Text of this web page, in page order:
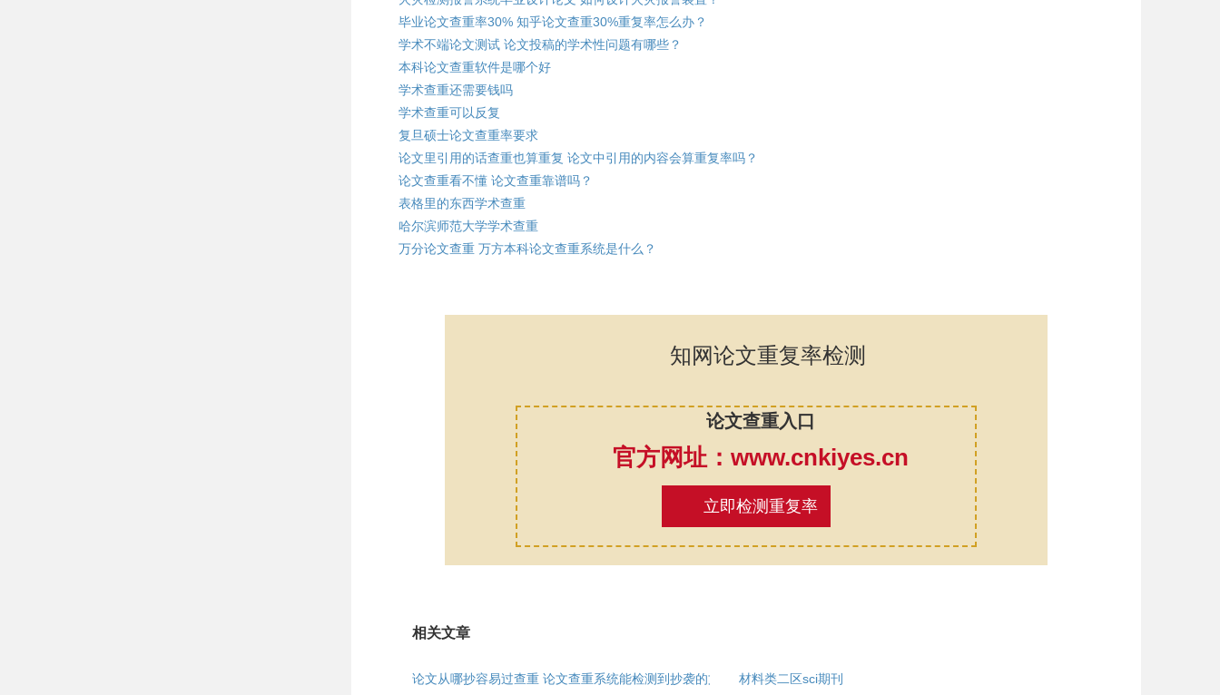
毕业论文查重率30% 知乎论文查重30%重复率怎么办？
学术不端论文测试 论文投稿的学术性问题有哪些？
本科论文查重软件是哪个好
学术查重还需要钱吗
学术查重可以反复
复旦硕士论文查重率要求
论文里引用的话查重也算重复 论文中引用的内容会算重复率吗？
论文查重看不懂 论文查重靠谱吗？
表格里的东西学术查重
哈尔滨师范大学学术查重
万分论文查重 万方本科论文查重系统是什么？
知网论文重复率检测
论文查重入口
官方网址：www.cnkiyes.cn
立即检测重复率
相关文章
论文从哪抄容易过查重 论文查重系统能检测到抄袭的文 材料类二区sci期刊